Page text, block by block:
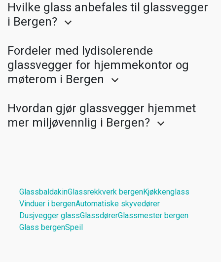
Hvilke glass anbefales til glassvegger
i Bergen?
Fordeler med lydisolerende
glassvegger for hjemmekontor og
møterom i Bergen
Hvordan gjør glassvegger hjemmet
mer miljøvennlig i Bergen?
GlassbaldakinGlassrekkverk bergenKjøkkenglass
Vinduer i bergenAutomatiske skyvedører
Dusjvegger glassGlassdørerGlassmester bergen
Glass bergenSpeil